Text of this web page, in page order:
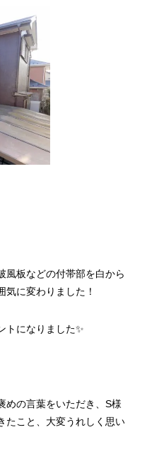
風板などの付帯部を白から
に変わりました！
トになりました✨
めの言葉をいただき、S様
たこと、大変うれしく思い